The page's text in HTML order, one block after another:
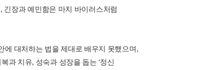
긴장과 예민함은 마치 바이러스처럼
에 대처하는 법을 제대로 배우지 못했으며,
과 치유, 성숙과 성장을 돕는 ‘정신